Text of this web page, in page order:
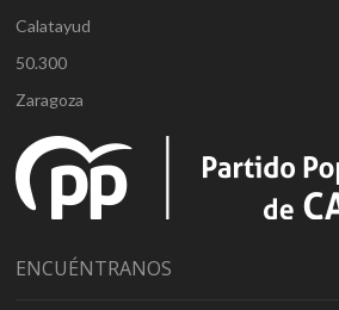
Calatayud
50.300
Zaragoza
ENCUÉNTRANOS